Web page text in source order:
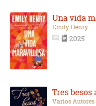
Una vida
Emily Henry
2025
Tres
Varios Autores